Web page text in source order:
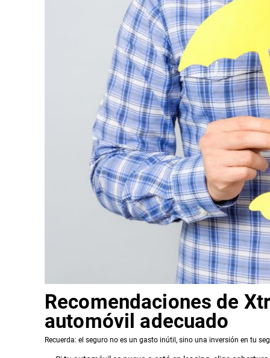
Recomendaciones de
automóvil adecuado
Recuerda: el seguro no es un gasto inútil, sino una inversión en tu